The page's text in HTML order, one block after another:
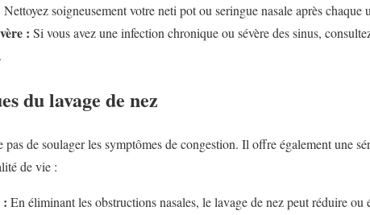
Nettoyez soigneusement votre neti pot ou seringue nasale après chaque
: Si vous avez une infection chronique ou sévère des sinus,
du lavage de nez
de soulager les symptômes de congestion. Il offre également une
de vie :
: En éliminant les obstructions nasales, le lavage de nez peut réduire